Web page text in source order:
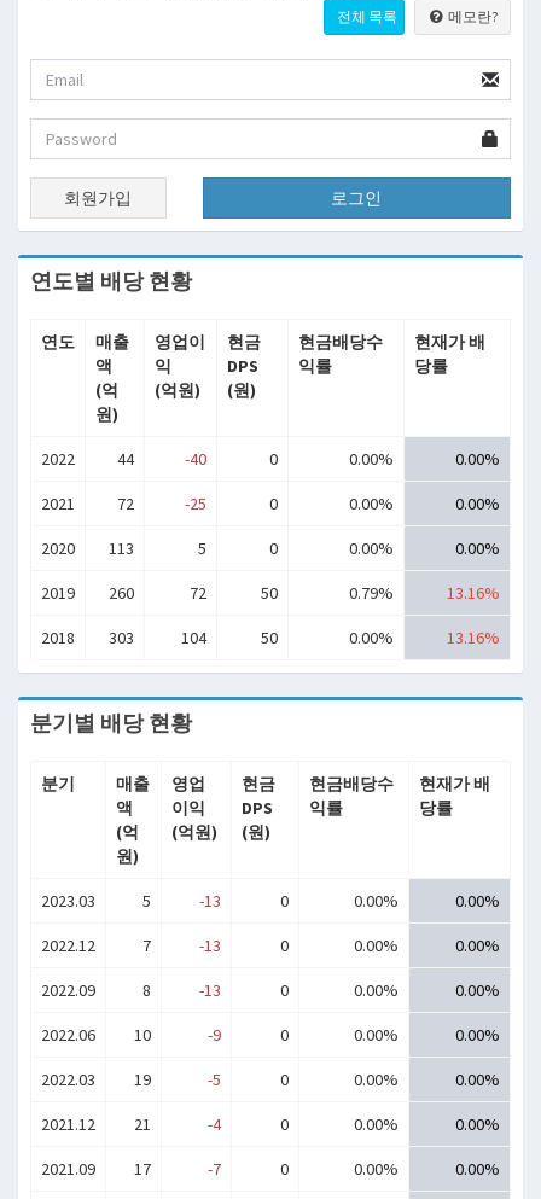
전체 목록 메모란?
회원가입 로그인
연도별 배당 현황
연도
매출
액
(억
원)
영업이
익
(억원)
현금
DPS
(원)
현금배당수
익률
현재가 배
당률
2022 44 -40 0 0.00% 0.00%
2021 72 -25 0 0.00% 0.00%
2020 113 5 0 0.00% 0.00%
2019 260 72 50 0.79% 13.16%
2018 303 104 50 0.00% 13.16%
분기별 배당 현황
분기
매출
액
(억
원)
영업
이익
(억원)
현금
DPS
(원)
현금배당수
익률
현재가 배
당률
2023.03 5 -13 0 0.00% 0.00%
2022.12 7 -13 0 0.00% 0.00%
2022.09 8 -13 0 0.00% 0.00%
2022.06 10 -9 0 0.00% 0.00%
2022.03 19 -5 0 0.00% 0.00%
2021.12 21 -4 0 0.00% 0.00%
2021.09 17 -7 0 0.00% 0.00%